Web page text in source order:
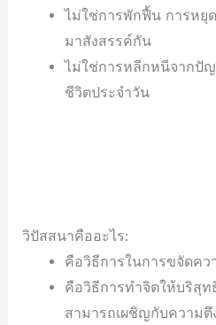
ไม่ใช่การพักฟื้น การหยุ
มาสังสรรค์กัน
ไม่ใช่การหลีกหนีจากปั
ชีวิตประจำวัน
วิปัสสนาคืออะไร:
คือวิธีการในการขจัดค
คือวิธีการทำจิตให้บริสุท
สามารถเผชิญกับความ